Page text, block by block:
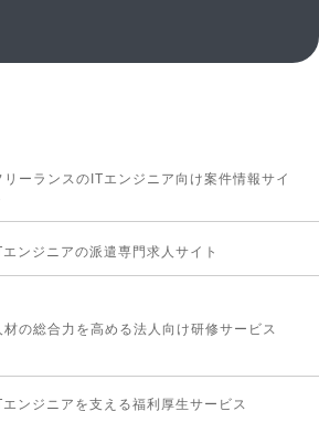
リーランスのITエンジニア向け案件情報サイ
エンジニアの派遣専門求人サイト
材の総合力を高める法人向け研修サービス
エンジニアを支える福利厚生サービス